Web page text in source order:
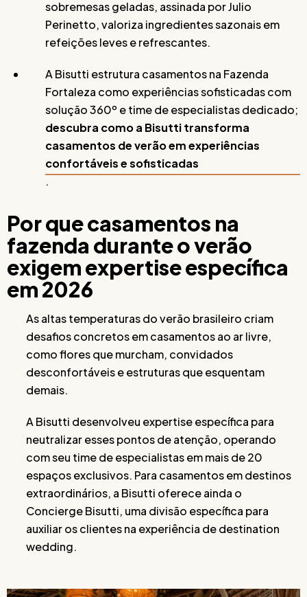
sobremesas geladas, assinada por Julio
Perinetto, valoriza ingredientes sazonais em
refeições leves e refrescantes.
A Bisutti estrutura casamentos na Fazenda
Fortaleza como experiências sofisticadas com
solução 360º e time de especialistas dedicado;
descubra como a Bisutti transforma
casamentos de verão em experiências
confortáveis e sofisticadas
.
Por que casamentos na
fazenda durante o verão
exigem expertise específica
em 2026
As altas temperaturas do verão brasileiro criam
desafios concretos em casamentos ao ar livre,
como flores que murcham, convidados
desconfortáveis e estruturas que esquentam
demais.
A Bisutti desenvolveu expertise específica para
neutralizar esses pontos de atenção, operando
com seu time de especialistas em mais de 20
espaços exclusivos. Para casamentos em destinos
extraordinários, a Bisutti oferece ainda o
Concierge Bisutti, uma divisão específica para
auxiliar os clientes na experiência de destination
wedding.